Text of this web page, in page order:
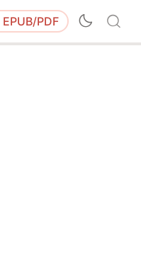
EPUB/PDF